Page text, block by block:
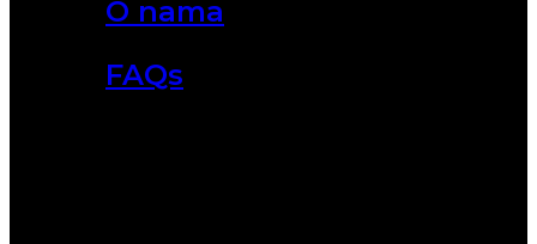
O nama
FAQs